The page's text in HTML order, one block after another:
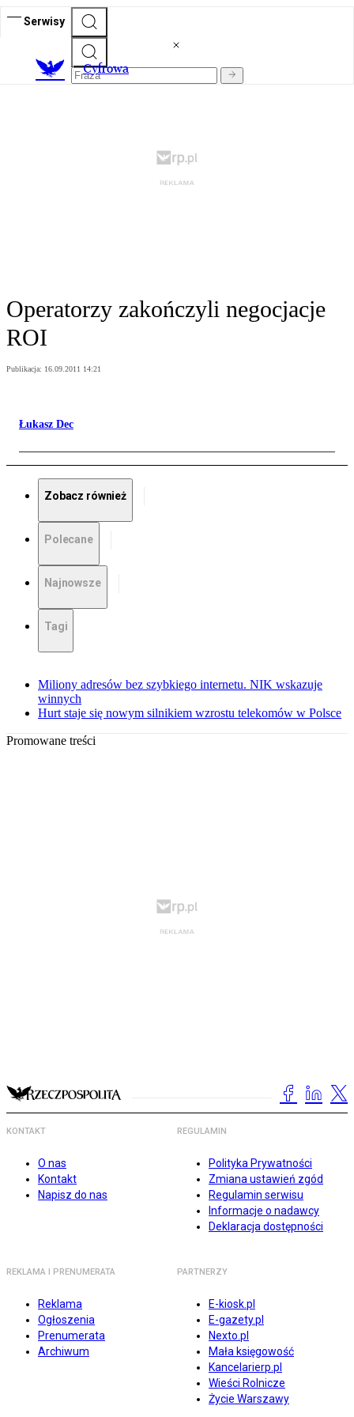
Serwisy
Cyfrowa
Operatorzy zakończyli negocjacje
ROI
Publikacja: 16.09.2011 14:21
Łukasz Dec
Zobacz również
Polecane
Najnowsze
Tagi
Miliony adresów bez szybkiego internetu. NIK wskazuje
winnych
Hurt staje się nowym silnikiem wzrostu telekomów w Polsce
Promowane treści
KONTAKT
O nas
Kontakt
Napisz do nas
REGULAMIN
Polityka Prywatności
Zmiana ustawień zgód
Regulamin serwisu
Informacje o nadawcy
Deklaracja dostępności
REKLAMA I PRENUMERATA
Reklama
Ogłoszenia
Prenumerata
Archiwum
PARTNERZY
E-kiosk.pl
E-gazety.pl
Nexto.pl
Mała księgowość
Kancelarierp.pl
Wieści Rolnicze
Życie Warszawy